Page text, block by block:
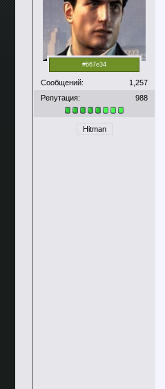
#667e34
Сообщений:
1,257
Репутация:
988
Hitman